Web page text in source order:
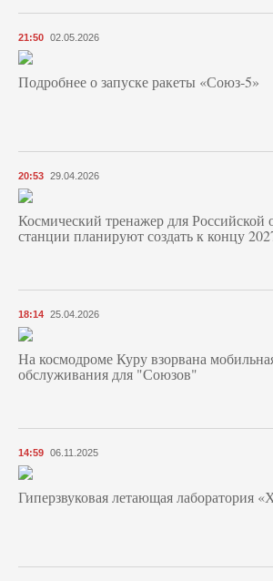
21:50 02.05.2026
Подробнее о запуске ракеты «Союз‑5»
20:53 29.04.2026
Космический тренажер для Российской
станции планируют создать к концу
18:14 25.04.2026
На космодроме Куру взорвана
обслуживания для "Союзов"
14:59 06.11.2025
Гиперзвуковая летающая лаборатория